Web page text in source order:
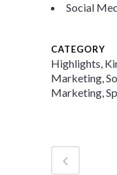
Social
CATEGORY
Highlights,
Marketing,
Marketing,